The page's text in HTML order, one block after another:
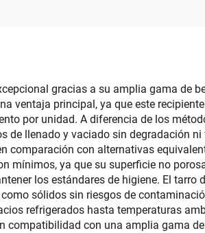
gracias a su amplia gama de
ventaja principal, ya que este
por unidad. A diferencia de los
de llenado y vaciado sin degradación
comparación con alternativas
mínimos, ya que su superficie no
los estándares de higiene. El
sólidos sin riesgos de
refrigerados hasta temperaturas
compatibilidad con una amplia gama